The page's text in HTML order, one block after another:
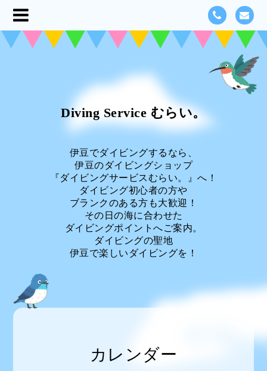
Diving Service むらい。
伊豆でダイビングするなら、
伊豆のダイビングショップ
『ダイビングサービスむらい。』へ！
ダイビング初心者の方や
ブランクのある方も大歓迎！
その日の海に合わせた
ダイビングポイントへご案内。
ダイビングの聖地
伊豆で楽しいダイビングを！
カレンダー